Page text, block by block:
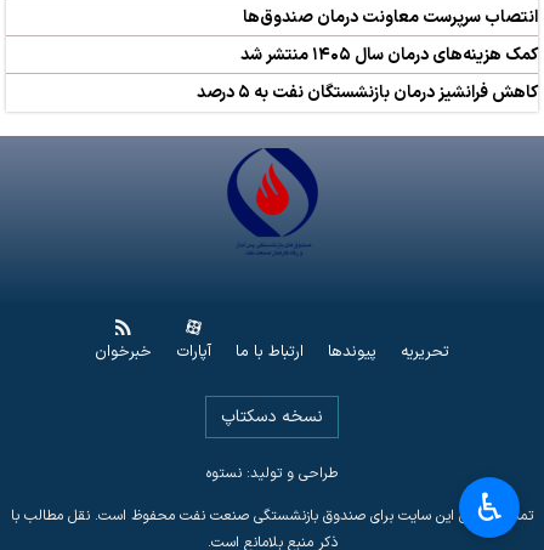
انتصاب سرپرست معاونت درمان صندوق‌ها
کمک‌ هزینه‌های درمان سال ۱۴۰۵ منتشر شد
کاهش فرانشیز درمان بازنشستگان نفت به ۵ درصد
تحریریه پیوندها ارتباط با ما آپارات خبرخوان
نسخه دسکتاپ
طراحی و تولید: نستوه
تمامی حقوق این سایت برای صندوق بازنشستگی صنعت نفت محفوظ است. نقل مطالب با
ذکر منبع بلامانع است.
♿︎